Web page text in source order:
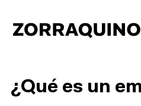
¿Qué es un